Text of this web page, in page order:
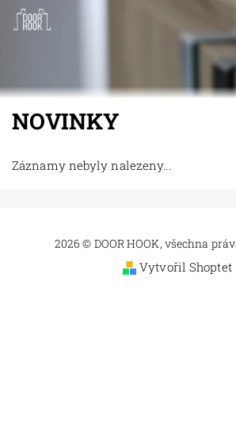
NOVINKY
Záznamy nebyly nalezeny...
2026 © DOOR HOOK, všechna
Vytvořil Shoptet